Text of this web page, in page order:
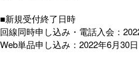
■新規受付終了日時
回線同時申し込み・電話入会：
Web単品申し込み：2022年6月30